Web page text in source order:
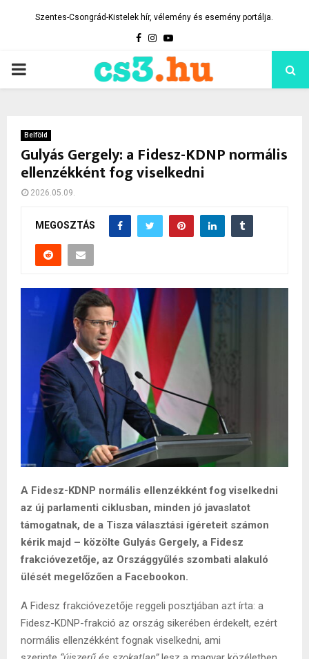
Szentes-Csongrád-Kistelek hír, vélemény és esemény portálja.
Facebook
Instagram
Youtube
PRIMARY
Belföld
Gulyás Gergely: a Fidesz-KDNP normális
ellenzékként fog viselkedni
2026.05.09.
MEGOSZTÁS
A Fidesz-KDNP normális ellenzékként fog viselkedni
az új parlamenti ciklusban, minden jó javaslatot
támogatnak, de a Tisza választási ígéreteit számon
kérik majd – közölte Gulyás Gergely, a Fidesz
frakcióvezetője, az Országgyűlés szombati alakuló
ülését megelőzően a Facebookon.
A Fidesz frakcióvezetője reggeli posztjában azt írta: a
Fidesz-KDNP-frakció az ország sikerében érdekelt, ezért
normális ellenzékként fognak viselkedni, ami